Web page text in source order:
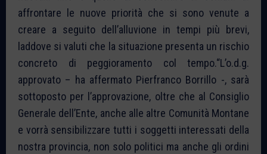
affrontare le nuove priorità che si sono venute a
creare a seguito dell’alluvione in tempi più brevi,
laddove si valuti che la situazione presenta un rischio
concreto di peggioramento col tempo.“L’o.d.g.
approvato – ha affermato Pierfranco Borrillo -, sarà
sottoposto per l’approvazione, oltre che al Consiglio
Generale dell’Ente, anche alle altre Comunità Montane
e vorrà sensibilizzare tutti i soggetti interessati della
nostra provincia, non solo politici ma anche gli ordini